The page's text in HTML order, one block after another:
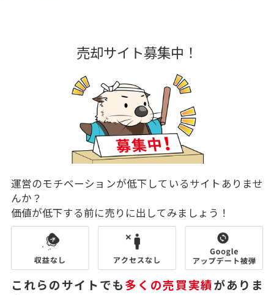
売却サイト募集中！
運営のモチベーションが低下しているサイトありませ
んか？
価値が低下する前に売りに出してみましょう！
これらのサイトでも多くの売買実績がありま